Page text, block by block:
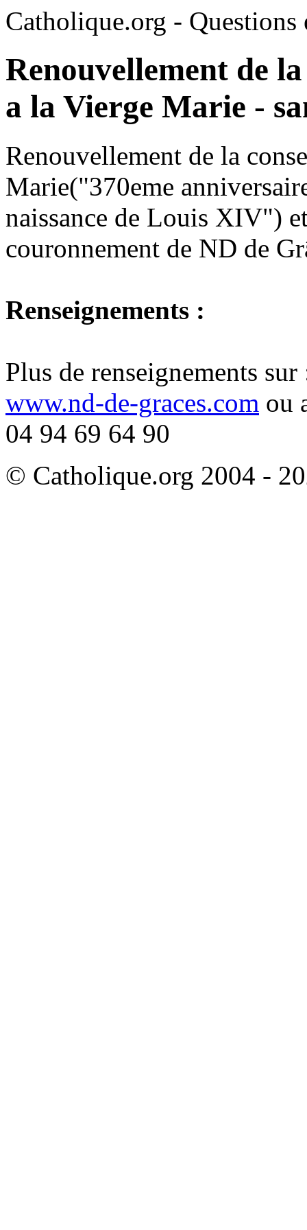
Catholique.org - Questions
Renouvellement de
a la Vierge Marie -
Renouvellement de la
Marie("370eme
naissance de Louis XIV")
couronnement de ND de
Renseignements :
Plus de renseignements sur
www.nd-de-graces.com ou
04 94 69 64 90
© Catholique.org 2004 -